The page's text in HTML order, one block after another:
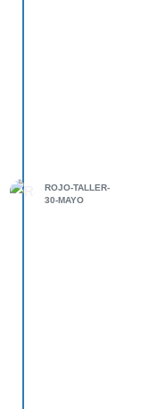
ROJO-TALLER-
30-MAYO